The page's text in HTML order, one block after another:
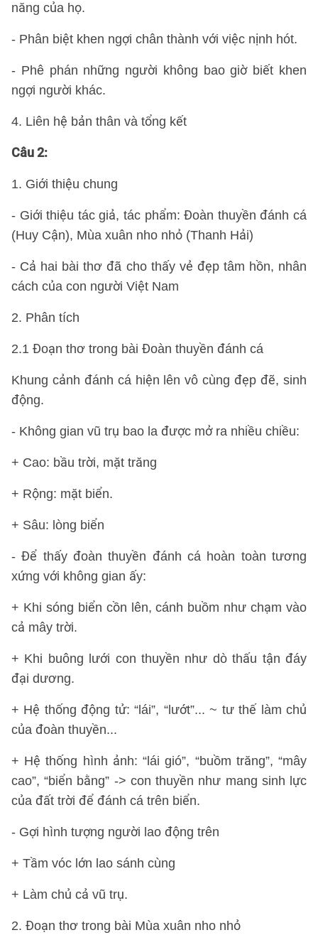
năng của họ.
- Phân biệt khen ngợi chân thành với việc nịnh hót.
- Phê phán những người không bao giờ biết khen
ngợi người khác.
4. Liên hệ bản thân và tổng kết
Câu 2:
1. Giới thiệu chung
- Giới thiệu tác giả, tác phẩm: Đoàn thuyền đánh cá
(Huy Cận), Mùa xuân nho nhỏ (Thanh Hải)
- Cả hai bài thơ đã cho thấy vẻ đẹp tâm hồn, nhân
cách của con người Việt Nam
2. Phân tích
2.1 Đoạn thơ trong bài Đoàn thuyền đánh cá
Khung cảnh đánh cá hiện lên vô cùng đẹp đẽ, sinh
động.
- Không gian vũ trụ bao la được mở ra nhiều chiều:
+ Cao: bầu trời, mặt trăng
+ Rộng: mặt biển.
+ Sâu: lòng biển
- Để thấy đoàn thuyền đánh cá hoàn toàn tương
xứng với không gian ấy:
+ Khi sóng biển cồn lên, cánh buồm như chạm vào
cả mây trời.
+ Khi buông lưới con thuyền như dò thấu tận đáy
đại dương.
+ Hệ thống động tử: “lái”, “lướt”... ~ tư thế làm chủ
của đoàn thuyền...
+ Hệ thống hình ảnh: “lái gió”, “buồm trăng”, “mây
cao”, “biển bằng” -> con thuyền như mang sinh lực
của đất trời để đánh cá trên biển.
- Gợi hình tượng người lao động trên
+ Tầm vóc lớn lao sánh cùng
+ Làm chủ cả vũ trụ.
2. Đoạn thơ trong bài Mùa xuân nho nhỏ